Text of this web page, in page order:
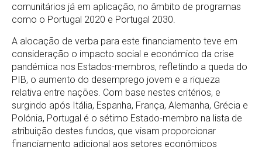
comunitários já em aplicação, no âmbito de programas
como o Portugal 2020 e Portugal 2030.
A alocação de verba para este financiamento teve em
consideração o impacto social e económico da crise
pandémica nos Estados-membros, refletindo a queda do
PIB, o aumento do desemprego jovem e a riqueza
relativa entre nações. Com base nestes critérios, e
surgindo após Itália, Espanha, França, Alemanha, Grécia e
Polónia, Portugal é o sétimo Estado-membro na lista de
atribuição destes fundos, que visam proporcionar
financiamento adicional aos setores económicos